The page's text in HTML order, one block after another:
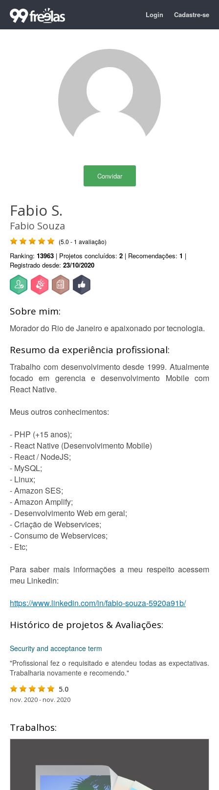
Login Cadastre-se
Convidar
Fabio S.
Fabio Souza
(5.0 - 1 avaliação)
Ranking: 13963 | Projetos concluídos: 2 | Recomendações: 1 |
Registrado desde: 23/10/2020
Sobre mim:
Morador do Rio de Janeiro e apaixonado por tecnologia.
Resumo da experiência profissional:
Trabalho com desenvolvimento desde 1999. Atualmente
focado em gerencia e desenvolvimento Mobile com
React Native.
Meus outros conhecimentos:
- PHP (+15 anos);
- React Native (Desenvolvimento Mobile)
- React / NodeJS;
- MySQL;
- Linux;
- Amazon SES;
- Amazon Amplify;
- Desenvolvimento Web em geral;
- Criação de Webservices;
- Consumo de Webservices;
- Etc;
Para saber mais informações a meu respeito acessem
meu Linkedin:
https://www.linkedin.com/in/fabio-souza-5920a91b/
Histórico de projetos & Avaliações:
Security and acceptance term
"Profissional fez o requisitado e atendeu todas as expectativas.
Trabalharia novamente e recomendo."
5.0
nov. 2020 - nov. 2020
Trabalhos: